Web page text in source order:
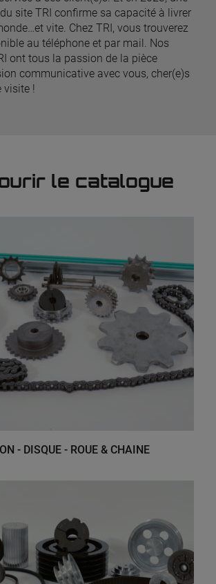
site TRI confirme sa capacité à livrer
vite. Chez TRI, vous trouverez
au téléphone et par mail. Nos
ont tous la passion de la pièce
communicative avec vous, cher(e)s
visite !
le catalogue
- DISQUE - ROUE & CHAINE